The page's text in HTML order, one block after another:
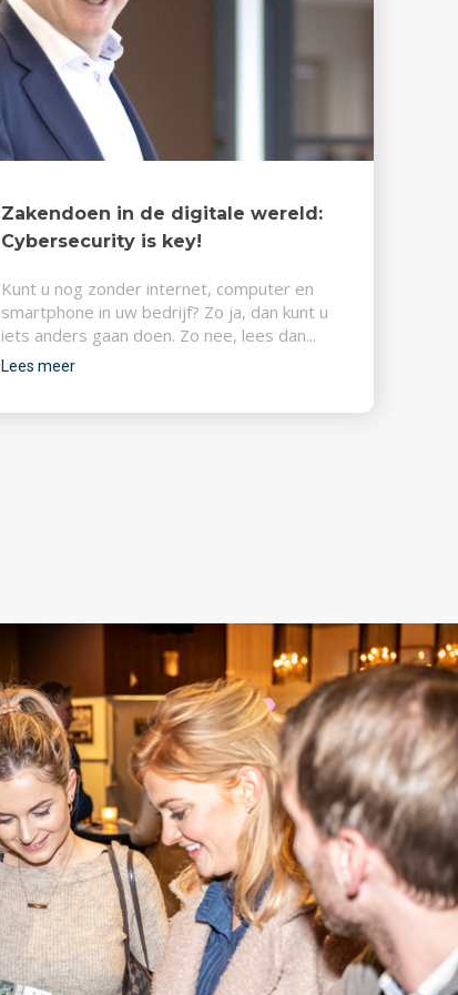
Zakendoen in de digitale wereld:
Cybersecurity is key!
Kunt u nog zonder internet, computer en
smartphone in uw bedrijf? Zo ja, dan kunt u
iets anders gaan doen. Zo nee, lees dan...
Lees meer